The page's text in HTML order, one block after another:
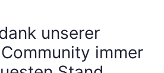
unserer
immer